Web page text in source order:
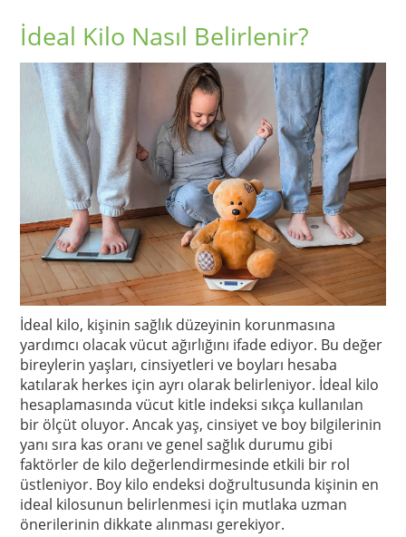
İdeal Kilo Nasıl Belirlenir?
İdeal kilo, kişinin sağlık düzeyinin korunmasına
yardımcı olacak vücut ağırlığını ifade ediyor. Bu değer
bireylerin yaşları, cinsiyetleri ve boyları hesaba
katılarak herkes için ayrı olarak belirleniyor. İdeal kilo
hesaplamasında vücut kitle indeksi sıkça kullanılan
bir ölçüt oluyor. Ancak yaş, cinsiyet ve boy bilgilerinin
yanı sıra kas oranı ve genel sağlık durumu gibi
faktörler de kilo değerlendirmesinde etkili bir rol
üstleniyor. Boy kilo endeksi doğrultusunda kişinin en
ideal kilosunun belirlenmesi için mutlaka uzman
önerilerinin dikkate alınması gerekiyor.